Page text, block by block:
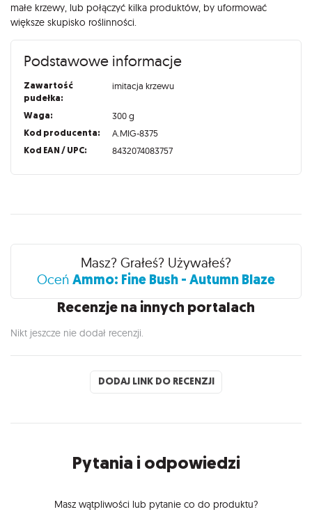
małe krzewy, lub połączyć kilka produktów, by uformować
większe skupisko roślinności.
Podstawowe informacje
Zawartość
pudełka:
imitacja krzewu
Waga: 300 g
Kod producenta: A.MIG-8375
Kod EAN / UPC: 8432074083757
Recenzje
Masz? Grałeś? Używałeś?
Oceń Ammo: Fine Bush - Autumn Blaze
Recenzje na innych portalach
Nikt jeszcze nie dodał recenzji.
DODAJ LINK DO RECENZJI
Pytania i odpowiedzi
Masz wątpliwości lub pytanie co do produktu?